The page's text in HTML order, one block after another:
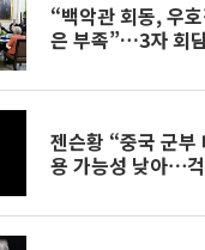
“백악관 회동, 우
은 부족”…3자 회
젠슨황 “중국 군부
용 가능성 낮아⋯